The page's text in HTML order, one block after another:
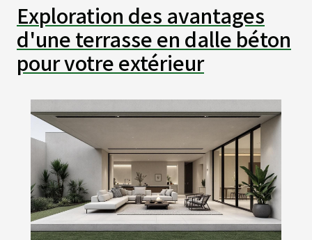
Exploration des avantages
d'une terrasse en dalle béton
pour votre extérieur